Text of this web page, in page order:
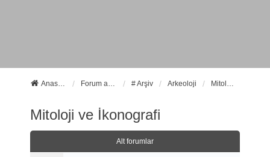
Anasayfa Forum ana sayfa # Arşiv Arkeoloji Mitoloji ve İkonografi
Mitoloji ve İkonografi
Alt forumlar